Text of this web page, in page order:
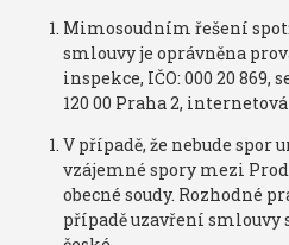
Mimosoudním řešení
smlouvy je oprávněna
inspekce, IČO: 000 20 869,
120 00 Praha 2,
V případě, že nebude spor
vzájemné spory mezi
obecné soudy. Rozhodné
případě uzavření smlouvy